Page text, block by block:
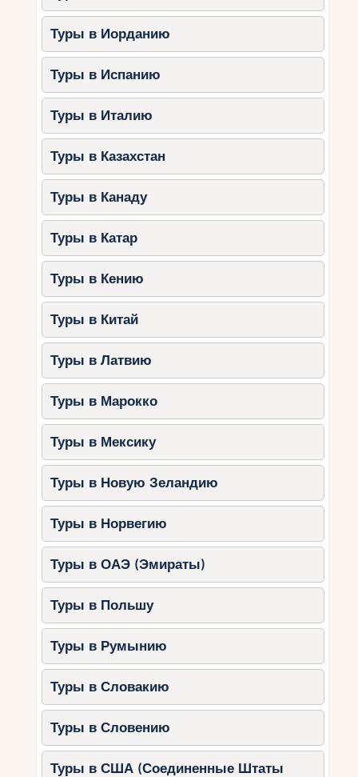
Туры в Иорданию
Туры в Испанию
Туры в Италию
Туры в Казахстан
Туры в Канаду
Туры в Катар
Туры в Кению
Туры в Китай
Туры в Латвию
Туры в Марокко
Туры в Мексику
Туры в Новую Зеландию
Туры в Норвегию
Туры в ОАЭ (Эмираты)
Туры в Польшу
Туры в Румынию
Туры в Словакию
Туры в Словению
Туры в США (Соединенные Штаты